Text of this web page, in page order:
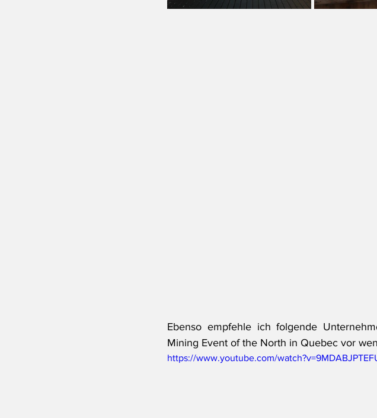
Ebenso empfehle ich folgende
Mining Event of the North in Quebec vor
https://www.youtube.com/